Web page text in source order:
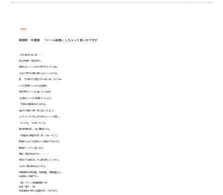
中標津
興信所 中標津 「メール送信!!」しちゃって良いのですか
これが意外と多い話・・
例えば常時、浮気相手と
他愛もないメールのやり取りをしている夫。
そのやり取りの間に妻からのメールが入る。
妻 「今日はすき焼きだから早く帰ってきてね」
いつも受信メールからの返信で
浮気相手にメールを送っている夫は
その妻のメールに返信をしてしまう。
「今週の土曜日は会えるかな」
送られた妻は一瞬、考え込んでしまう。
そうしているうちにまた夫からメールが届く。
「ダメかな、でも会いたいな」
妻は事情を解し、夫に電話をする。
「土曜日も日曜日も早く帰っておいで」と。
探偵はこのような例をよくお聞きするのです。
探偵はハッキリと言います。
現在、浮気中の夫たちへ・・・・
浮気をする暇があったら妻を愛してください。
それが一番の幸せなのですよ。
中標津町の浮気調査、所在調査、行動調査など
お気軽にご相談下さい
（株）アイシン探偵事務所 では
札幌・旭川・ 他
北海道全域で様々な調査を承っております。